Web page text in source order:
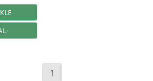
1